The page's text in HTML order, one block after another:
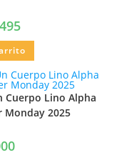
Cuerpo Lino Alpha
Monday 2025